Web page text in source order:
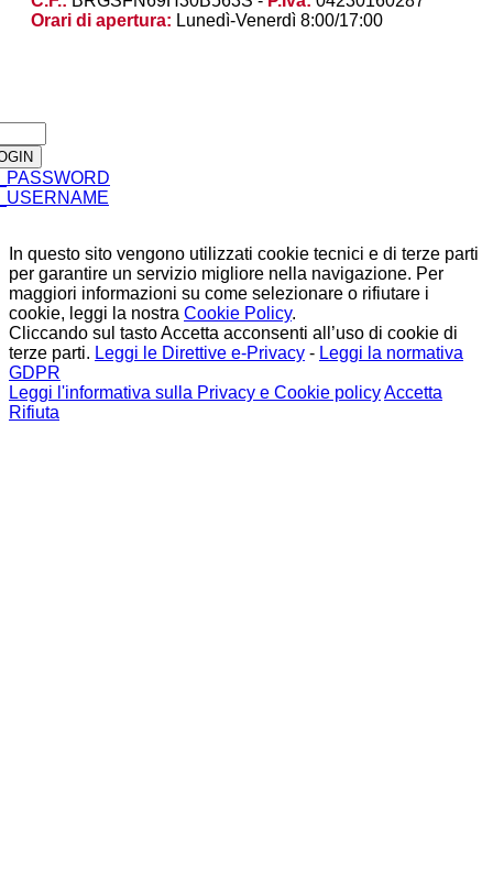
Orari di apertura: Lunedì-Venerdì 8:00/17:00
In questo sito vengono utilizzati cookie tecnici e di terze parti
per garantire un servizio migliore nella navigazione. Per
maggiori informazioni su come selezionare o rifiutare i
cookie, leggi la nostra Cookie Policy.
Cliccando sul tasto Accetta acconsenti all’uso di cookie di
terze parti. Leggi le Direttive e-Privacy - Leggi la normativa
GDPR
Leggi l'informativa sulla Privacy e Cookie policyAccetta
Rifiuta